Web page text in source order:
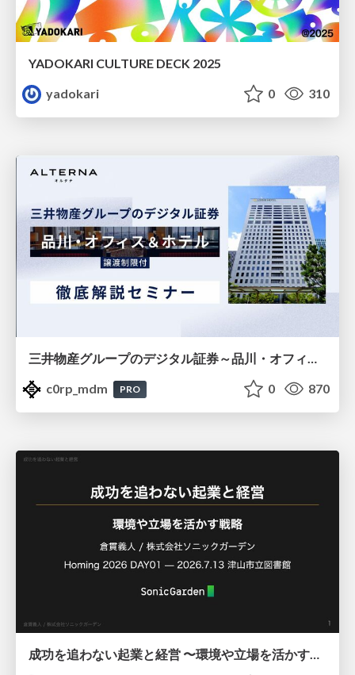
YADOKARI CULTURE DECK 2025
yadokari
0 310
三井物産グループのデジタル証券～品川・オフィス＆ホテル～徹底解説セミナー
c0rp_mdm
PRO 0 870